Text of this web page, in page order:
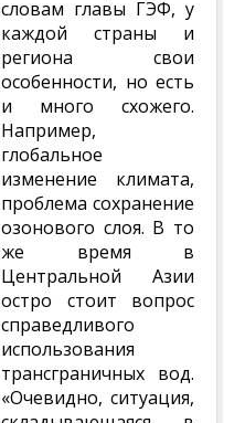
словам главы ГЭФ, у
каждой страны и
региона свои
особенности, но есть
и много схожего.
Например,
глобальное
изменение климата,
проблема сохранение
озонового слоя. В то
же время в
Центральной Азии
остро стоит вопрос
справедливого
использования
трансграничных вод.
«Очевидно, ситуация,